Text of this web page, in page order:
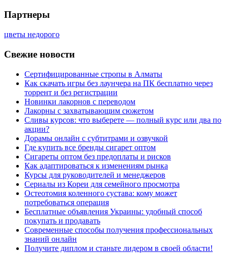
Партнеры
цветы недорого
Свежие новости
Сертифицированные стропы в Алматы
Как скачать игры без лаунчера на ПК бесплатно через
торрент и без регистрации
Новинки лакорнов с переводом
Лакорны с захватывающим сюжетом
Сливы курсов: что выберете — полный курс или два по
акции?
Дорамы онлайн с субтитрами и озвучкой
Где купить все бренды сигарет оптом
Сигареты оптом без предоплаты и рисков
Как адаптироваться к изменениям рынка
Курсы для руководителей и менеджеров
Сериалы из Кореи для семейного просмотра
Остеотомия коленного сустава: кому может
потребоваться операция
Бесплатные объявления Украины: удобный способ
покупать и продавать
Современные способы получения профессиональных
знаний онлайн
Получите диплом и станьте лидером в своей области!